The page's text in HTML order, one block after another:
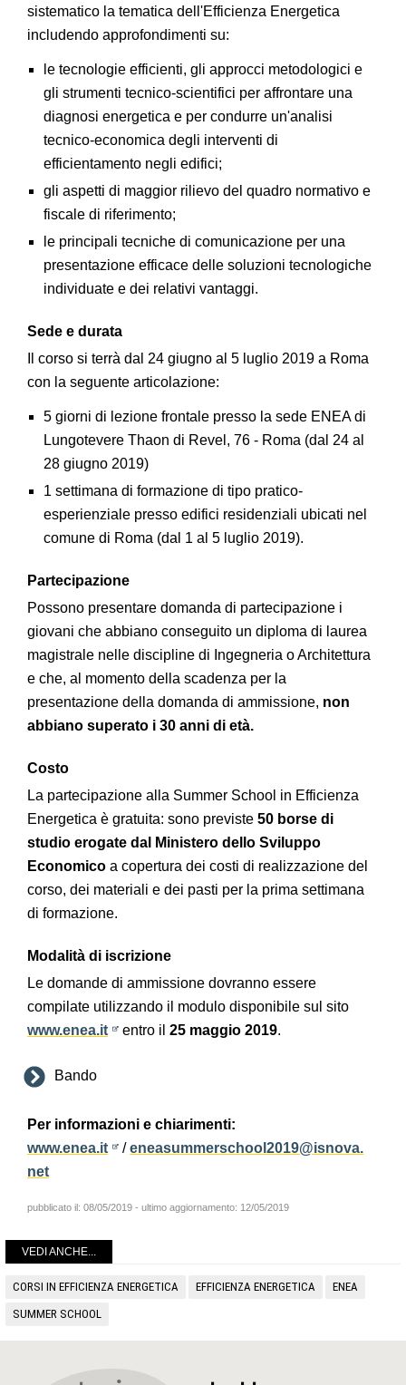
sistematico la tematica dell'Efficienza Energetica
includendo approfondimenti su:
le tecnologie efficienti, gli approcci metodologici e
gli strumenti tecnico-scientifici per affrontare una
diagnosi energetica e per condurre un'analisi
tecnico-economica degli interventi di
efficientamento negli edifici;
gli aspetti di maggior rilievo del quadro normativo e
fiscale di riferimento;
le principali tecniche di comunicazione per una
presentazione efficace delle soluzioni tecnologiche
individuate e dei relativi vantaggi.
Sede e durata
Il corso si terrà dal 24 giugno al 5 luglio 2019 a Roma
con la seguente articolazione:
5 giorni di lezione frontale presso la sede ENEA di
Lungotevere Thaon di Revel, 76 - Roma (dal 24 al
28 giugno 2019)
1 settimana di formazione di tipo pratico-
esperienziale presso edifici residenziali ubicati nel
comune di Roma (dal 1 al 5 luglio 2019).
Partecipazione
Possono presentare domanda di partecipazione i
giovani che abbiano conseguito un diploma di laurea
magistrale nelle discipline di Ingegneria o Architettura
e che, al momento della scadenza per la
presentazione della domanda di ammissione, non
abbiano superato i 30 anni di età.
Costo
La partecipazione alla Summer School in Efficienza
Energetica è gratuita: sono previste 50 borse di
studio erogate dal Ministero dello Sviluppo
Economico a copertura dei costi di realizzazione del
corso, dei materiali e dei pasti per la prima settimana
di formazione.
Modalità di iscrizione
Le domande di ammissione dovranno essere
compilate utilizzando il modulo disponibile sul sito
www.enea.it
entro il25 maggio 2019.
Bando
Per informazioni e chiarimenti:
www.enea.it
/eneasummerschool2019@isnova.
net
pubblicato il: 08/05/2019 - ultimo aggiornamento: 12/05/2019
VEDI ANCHE...
CORSI IN EFFICIENZA ENERGETICA EFFICIENZA ENERGETICA
ENEA
SUMMER SCHOOL